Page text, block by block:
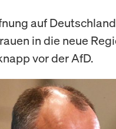
auf
in die neue
vor der AfD.